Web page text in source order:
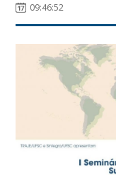
09:46:52